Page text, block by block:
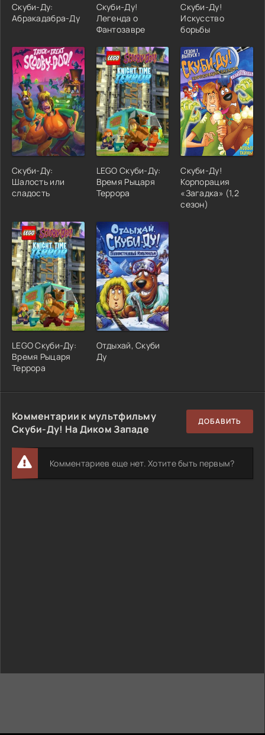
Скуби-Ду:
Абракадабра-Ду
Скуби-Ду!
Легенда о
Фантозавре
Скуби-Ду!
Искусство
борьбы
Скуби-Ду:
Шалость или
сладость
LEGO Скуби-Ду:
Время Рыцаря
Террора
Скуби-Ду!
Корпорация
«Загадка» (1,2
сезон)
LEGO Скуби-Ду:
Время Рыцаря
Террора
Отдыхай, Скуби
Ду
Комментарии к мультфильму
Скуби-Ду! На Диком Западе
ДОБАВИТЬ
Комментариев еще нет. Хотите быть первым?